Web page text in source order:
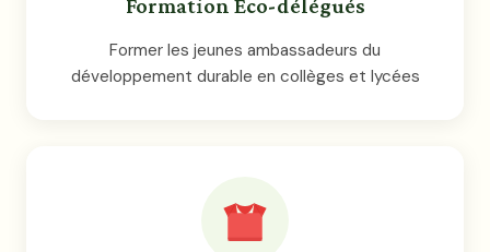
Formation Éco-délégués
Former les jeunes ambassadeurs du
développement durable en collèges et lycées